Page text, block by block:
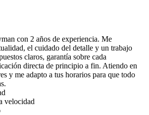
con 2 años de experiencia. Me
el cuidado del detalle y un trabajo
claros, garantía sobre cada
directa de principio a fin. Atiendo en
y me adapto a tus horarios para que todo
velocidad